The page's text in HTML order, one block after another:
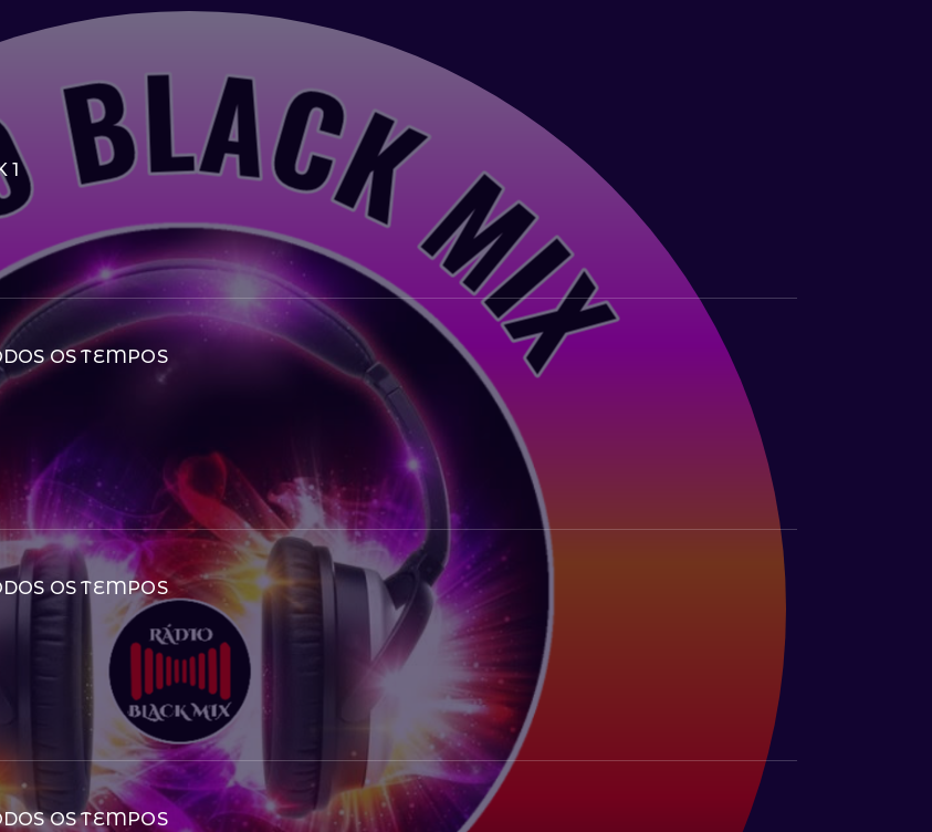
1
OS TEMPOS
OS TEMPOS
OS TEMPOS